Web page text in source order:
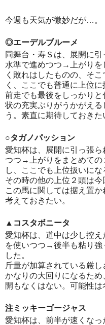
今週も天気が微妙だが…。
◎エーデルブルーメ
同舞台・寿Ｓは、展開に
水準で進めつつ→上がりを
く敗れはしたものの、そ
く、ここでも普通に上位に
前走でも最後をしっかり
状の充実ぶりがうかがえ
う。素直に期待しておきた
○タガノパッション
愛知杯は、展開に引っ張
つつ→上がりをまとめての
し、ここでも上位扱いにな
その時の他の上位２頭は今
この馬に関しては据え置
考えておきたい。
▲コスタボニータ
愛知杯は、道中は少し控
を使いつつ→後半も粘り
した。
斤量が加算されている厳
かなりの大回りになるた
開もなくはない。可能性は
注ミッキーゴージャス
愛知杯は、前半が速くな